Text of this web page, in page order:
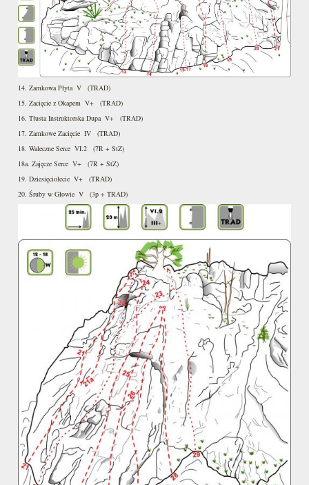
14. Zamkowa Płyta V (TRAD)
15. Zacięcie z Okapem V+ (TRAD)
16. Tłusta Instruktorska Dupa V+ (TRAD)
17. Zamkowe Zacięcie IV (TRAD)
18. Waleczne Serce VI.2 (7R + StZ)
18a. Zajęcze Serce V+ (7R + StZ)
19. Dziesięciolecie V+ (TRAD)
20. Śruby w Głowie V (3p + TRAD)